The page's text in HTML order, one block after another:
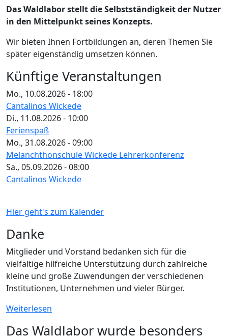
Das Waldlabor stellt die Selbstständigkeit der Nutzer
in den Mittelpunkt seines Konzepts.
Wir bieten Ihnen Fortbildungen an, deren Themen Sie
später eigenständig umsetzen können.
Künftige Veranstaltungen
Mo., 10.08.2026 - 18:00
Cantalinos Wickede
Di., 11.08.2026 - 10:00
Ferienspaß
Mo., 31.08.2026 - 09:00
Melanchthonschule Wickede Lehrerkonferenz
Sa., 05.09.2026 - 08:00
Cantalinos Wickede
Hier geht's zum Kalender
Danke
Mitglieder und Vorstand bedanken sich für die
vielfältige hilfreiche Unterstützung durch zahlreiche
kleine und große Zuwendungen der verschiedenen
Institutionen, Unternehmen und vieler Bürger.
Weiterlesen
Das Waldlabor wurde besonders